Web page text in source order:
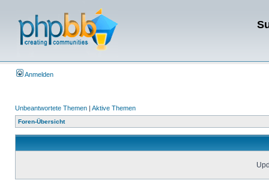
Anmelden
Unbeantwortete Themen | Aktive Themen
Foren-Übersicht